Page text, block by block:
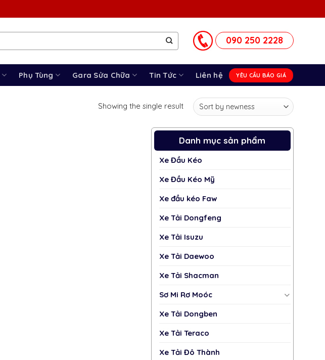
090 250 2228
Phụ Tùng Gara Sửa Chữa Tin Tức Liên hệ YÊU CẦU BÁO GIÁ
Showing the single result
Danh mục sản phẩm
Xe Đầu Kéo
Xe Đầu Kéo Mỹ
Xe đầu kéo Faw
Xe Tải Dongfeng
Xe Tải Isuzu
Xe Tải Daewoo
Xe Tải Shacman
Sơ Mi Rơ Moóc
Xe Tải Dongben
Xe Tải Teraco
Xe Tải Đô Thành